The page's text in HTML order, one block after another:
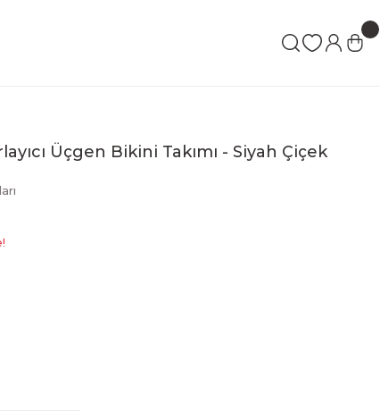
Üçgen Bikini Takımı - Siyah Çiçek